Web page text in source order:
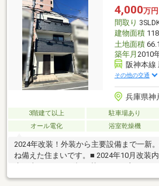
校・・・徒歩９分物件の詳細やご内覧に
ください。担当：酒井直通：090-6512-2239
4,000万円
間取り
建物面積
土地面積
築年月 2010
阪神本線
その他の交通
兵庫県神
3階建て以上 駐車場あり
オール電化
浴室乾燥機
2024年改装！外装から主要設備まで一新
ね備えた住まいです。■ 2024年10月改装
年7月改装内容食洗機・IH・レンジフード